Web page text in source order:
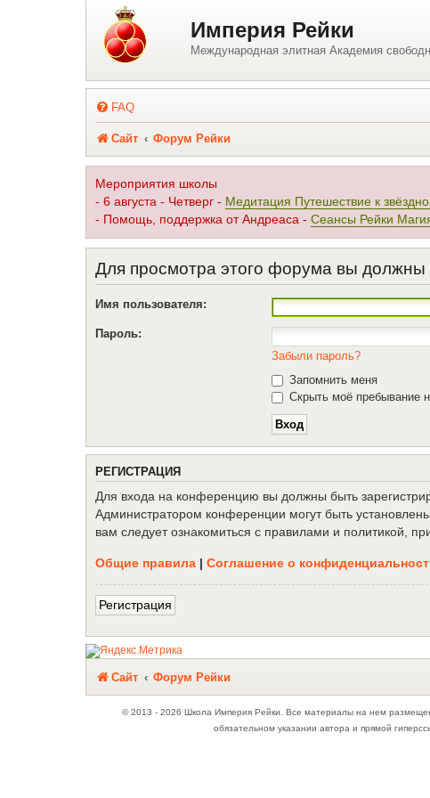
Регистрация Империя Рейки
Международная элитная Академия
FAQ
Сайт Форум Рейки
Мероприятия школы
- 6 августа - Четверг - Медитация Путешествие к
- Помощь, поддержка от Андреаса - Сеансы Рейки
Для просмотра этого форума вы должны
Имя пользователя:
Пароль:
Забыли пароль?
Запомнить меня
Скрыть моё пребывание
РЕГИСТРАЦИЯ
Для входа на конференцию вы должны быть
Администратором конференции могут быть
вам следует ознакомиться с правилами и политикой,
Общие правила | Соглашение о
Регистрация
Сайт Форум Рейки
Связаться с
© 2013 - 2026 Школа Империя Рейки. Все материалы на нем
обязательном указании автора и прямой